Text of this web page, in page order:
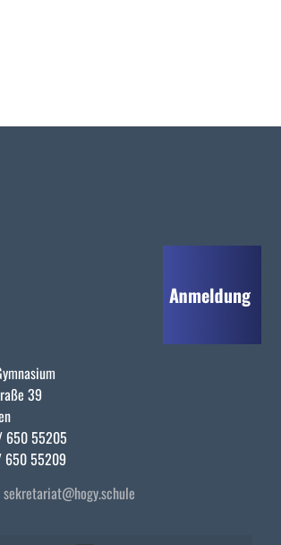
39
650 55205
650 55209
sekretariat@hogy.schule